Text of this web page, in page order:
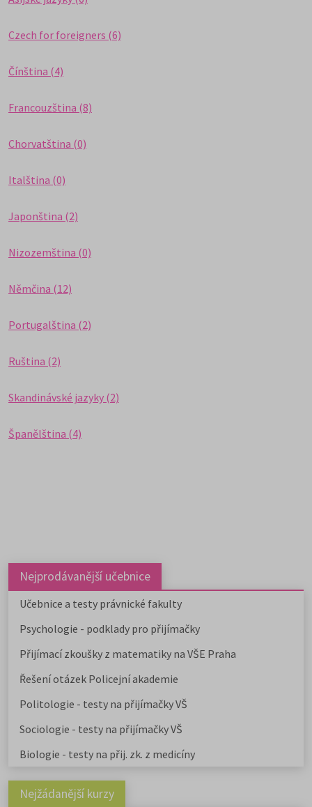
Czech for foreigners (6)
Čínština (4)
Francouzština (8)
Chorvatština (0)
Italština (0)
Japonština (2)
Nizozemština (0)
Němčina (12)
Portugalština (2)
Ruština (2)
Skandinávské jazyky (2)
Španělština (4)
Nejprodávanější učebnice
Učebnice a testy právnické fakulty
Psychologie - podklady pro přijímačky
Přijímací zkoušky z matematiky na VŠE Praha
Řešení otázek Policejní akademie
Politologie - testy na přijímačky VŠ
Sociologie - testy na přijímačky VŠ
Biologie - testy na přij. zk. z medicíny
Nejžádanější kurzy